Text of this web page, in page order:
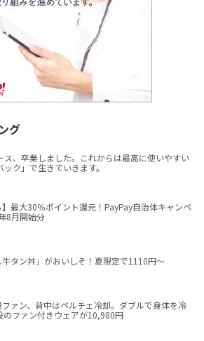
グ
ス、卒業しました。これからは最高に使いやすい
ック」で生きていきます。
】最大30％ポイント還元！PayPay自治体キャンペ
8月開始分
牛タン丼」がおいしそ！夏限定で1110円～
ァン、背中はペルチェ冷却。ダブルで身体を冷
のファン付きウェアが10,980円